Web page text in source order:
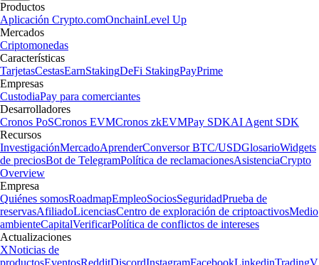
Productos
Aplicación Crypto.comOnchainLevel Up
Mercados
Criptomonedas
Características
TarjetasCestasEarnStakingDeFi StakingPayPrime
Empresas
CustodiaPay para comerciantes
Desarrolladores
Cronos PoSCronos EVMCronos zkEVMPay SDKAI Agent SDK
Recursos
InvestigaciónMercadoAprenderConversor BTC/USDGlosarioWidgets
de preciosBot de TelegramPolítica de reclamacionesAsistenciaCrypto
Overview
Empresa
Quiénes somosRoadmapEmpleoSociosSeguridadPrueba de
reservasAfiliadoLicenciasCentro de exploración de criptoactivosMedio
ambienteCapitalVerificarPolítica de conflictos de intereses
Actualizaciones
XNoticias de
productosEventosRedditDiscordInstagramFacebookLinkedinTradingV